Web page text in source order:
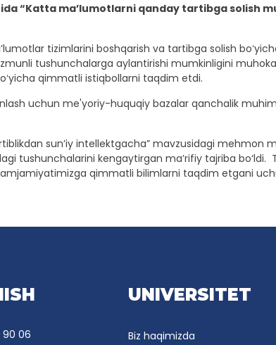
“Katta ma’lumotlarni qanday tartibga solish
tizimlarini boshqarish va tartibga solish
tushunchalarga aylantirishi mumkinligini
qimmatli istiqbollarni taqdim etdi.
uchun me'yoriy-huquqiy bazalar qanchalik
sun’iy intellektgacha” mavzusidagi mehmon
tushunchalarini kengaytirgan ma’rifiy tajriba
qimmatli bilimlarni taqdim etgani
90 06
UNIVERSITET
Biz haqimizda